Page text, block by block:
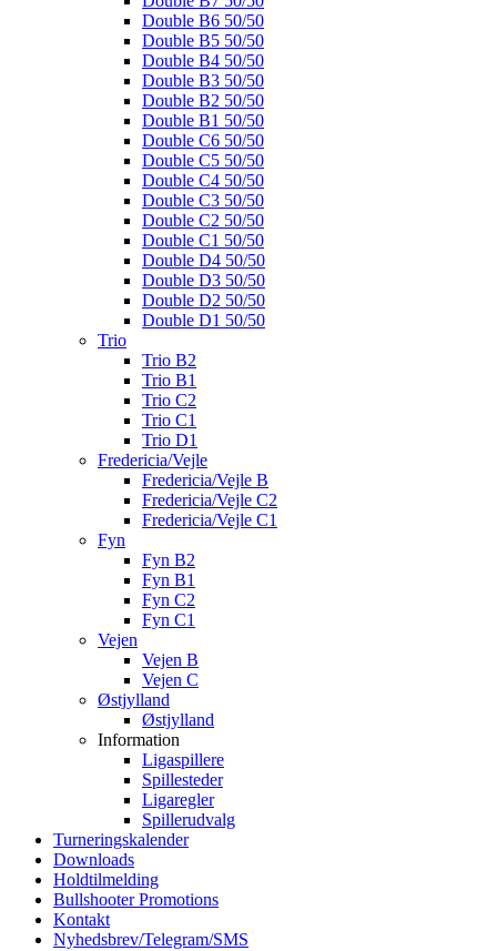
Double B6 50/50
Double B5 50/50
Double B4 50/50
Double B3 50/50
Double B2 50/50
Double B1 50/50
Double C6 50/50
Double C5 50/50
Double C4 50/50
Double C3 50/50
Double C2 50/50
Double C1 50/50
Double D4 50/50
Double D3 50/50
Double D2 50/50
Double D1 50/50
Trio
Trio B2
Trio B1
Trio C2
Trio C1
Trio D1
Fredericia/Vejle
Fredericia/Vejle B
Fredericia/Vejle C2
Fredericia/Vejle C1
Fyn
Fyn B2
Fyn B1
Fyn C2
Fyn C1
Vejen
Vejen B
Vejen C
Østjylland
Østjylland
Information
Ligaspillere
Spillesteder
Ligaregler
Spillerudvalg
Turneringskalender
Downloads
Holdtilmelding
Bullshooter Promotions
Kontakt
Nyhedsbrev/Telegram/SMS